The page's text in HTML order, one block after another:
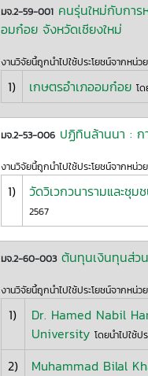
มจ.2-59-001 คนรุ่นใหม่กับกา
อมก๋อย จังหวัดเชียงใหม่
งานวิจัยนี้ถูกนำไปใช้ประโยชน์จากหน่
1) เกษตรอำเภออมก๋อย โ
มจ.2-53-006 ปฏิทินล้านนา : ก
งานวิจัยนี้ถูกนำไปใช้ประโยชน์จากหน่
1) วัดวิเวกวนารามและชุม
2567
มจ.2-60-003 ต้นทุนเงินทุนส่ว
งานวิจัยนี้ถูกนำไปใช้ประโยชน์จากหน่
1)
Dr. Hamed Nabil
University โดยนำไปใช้
2) Muhammad Bilal